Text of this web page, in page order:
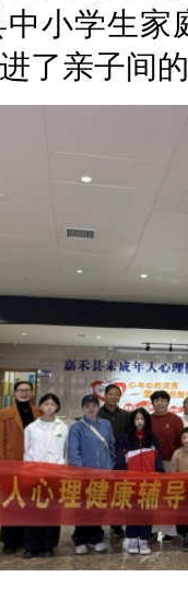
小学生
了亲子间